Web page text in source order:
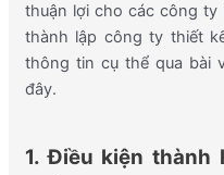
thuận lợi cho các công ty
thành lập công ty thiết
thông tin cụ thể qua bài
đây.
1. Điều kiện